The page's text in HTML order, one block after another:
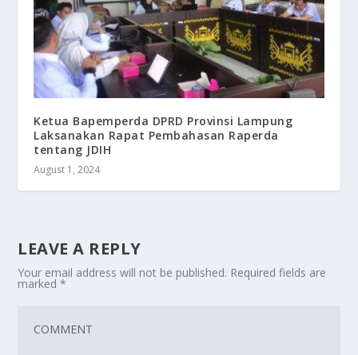
Ketua Bapemperda DPRD Provinsi Lampung
Laksanakan Rapat Pembahasan Raperda
tentang JDIH
August 1, 2024
LEAVE A REPLY
Your email address will not be published. Required fields are
marked*